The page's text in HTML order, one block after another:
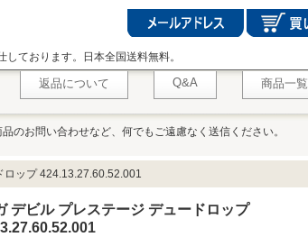
ております。日本全国送料無料。
返品について Q&A 商品一覧
のお問い合わせなど、何でもご遠慮なく送信ください。
ロップ 424.13.27.60.52.001
デビル プレステージ デュードロップ